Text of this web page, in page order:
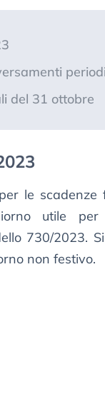
del 31 ottobre
le
utile
730/2023.
non festivo.